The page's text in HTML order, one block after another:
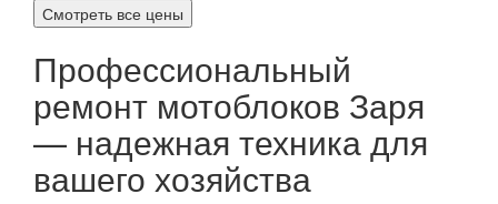
Смотреть все цены
Профессиональный
ремонт мотоблоков Заря
— надежная техника для
вашего хозяйства